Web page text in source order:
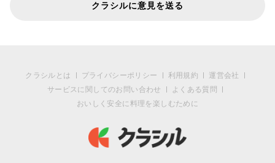
クラシルに意見を送る
クラシルとは プライバシーポリシー 利用規約
運営会社
サービスに関してのお問い合わせ
よくある質問
おいしく安全に料理を楽しむために